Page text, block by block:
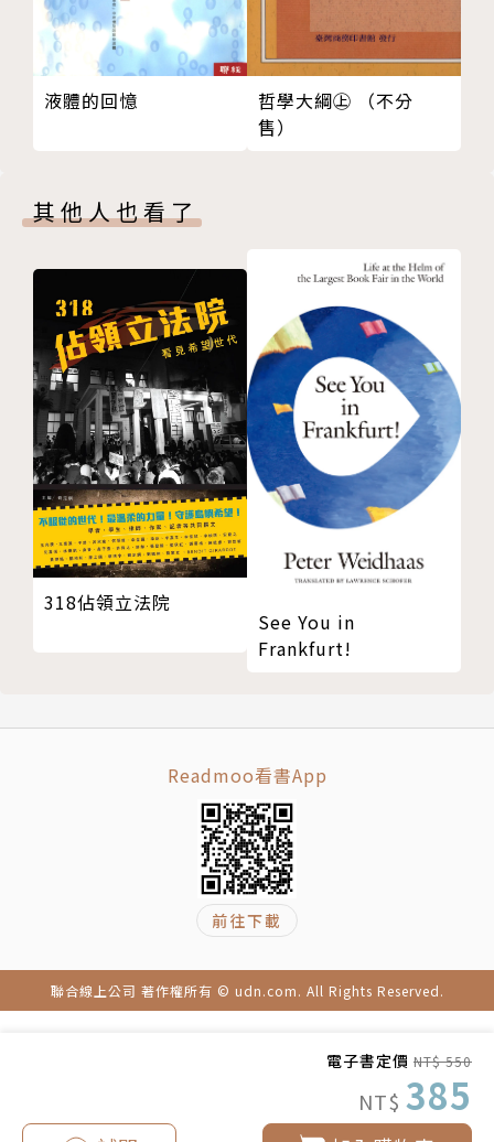
電子書定價 NT$ 550
NT$ 385
本書最大特點，在於採取新清史觀點與歷史人類學
的方法，將湘軍集團的教化工程與同時代歐洲殖民主義
的「文明使命」進行比較。這樣的比較不僅打破了過往
以帝國核心為出發點的歷史敘事基調，也從邊陲的角度
出發，重新檢視中國歷史中隱而不彰的邊緣與核心關
層變化，同時也重新詮釋了中國歷史的近代脈絡。
本書指出，儘管許多學者都著重於分析當代新疆衝
突的民族主義訴求，但這種身分認同的形成過程非常複
雜，所涉及的不僅僅是民族主義，還包括階級和宗教因
素。湘軍的教化工程造成新的社會結構和話語，並促使
穆斯林社區開始表達自己的身分認同，帶來穆斯林社區
抵抗統治者的影響。理解晚清新疆社會的身分認同變
遷，對於解釋當代新疆的現況至關重要。
本書特色
一場身分認同的巨變！十九世紀末，重新征服新疆
的大清帝國，嘗試以儒家理想改變穆斯林社會。本書揭
示儒家及伊斯蘭文明衝突所帶來的深遠影響，由暴力及
自元代以來信奉伊斯蘭教、使用突厥語言。然而，由儒
家知識分子主導的改造計劃，嘗試改變穆斯林社會，導
致當地產生文化衝突、社會不平等及日常暴力。
身分認同的轉變：歷經晚清同化時期的穆斯林，在
抵抗外加的認同與重新定義自我身分的過程中，逐漸建
立起共同血統的神話，而成為日後東突厥斯坦獨立運動
的起點。
當代衝突的起源：《異鄉人之地》不僅呈現近代新
疆社會的關鍵變化，更闡釋族群衝突的核心並非宗教或
道德觀念的不同，而是帝國與邊陲的統治及暴力問題，
湖南人的衰落和帝國多元主義者的增長
第三章 前線調解：通事的崛起
尋找中間人
翻譯的類型學
調解與模仿
第四章 壞女人和丟失的孩子：儒家殖民主義中的性經
婚姻與性：習俗與觀念
透過暴力和重新安置進行的遷移
漢人男性購買突厥穆斯林新娘
儒家父權制的突厥穆斯林殉難者
父權制和邊界管制
家庭中的民族性
第五章 收斂屍骨：作為歷史創傷的穆斯林起義
家庭創傷和集體創傷
幽怨的神祕景觀
以亡者為證
流亡士兵送漢人魂魄歸鄉
第六章 歷史斷絕與帝國終結
中國皇帝如何成為一個穆斯林
韌性強大的帝國
液體的回憶
哲學大綱㊤ （不分
售）
其他人也看了
318佔領立法院
See You in
Frankfurt!
Readmoo看書App
前往下載
聯合線上公司 著作權所有 © udn.com. All Rights Reserved.